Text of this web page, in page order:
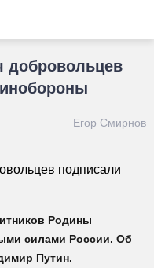
добровольцев
Егор Смирнов
Родины
силами России. Об
Путин.